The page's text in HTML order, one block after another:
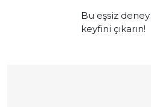
Bu eşsiz
keyfini çıkarın!